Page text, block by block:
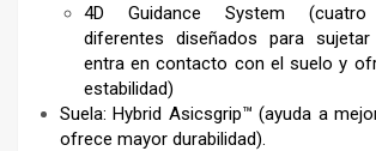
4D Guidance System (cuatro
diferentes diseñados para
entra en contacto con el suelo y
estabilidad)
Suela: Hybrid Asicsgrip™ (ayuda a
ofrece mayor durabilidad).